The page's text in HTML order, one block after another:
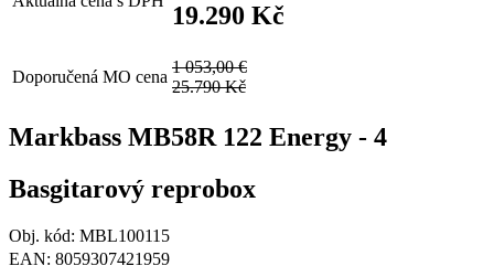
19.290 Kč
Doporučená MO cena
1 053,00 €
25.790 Kč
Markbass MB58R 122 Energy - 4
Basgitarový reprobox
Obj. kód: MBL100115
EAN: 8059307421959